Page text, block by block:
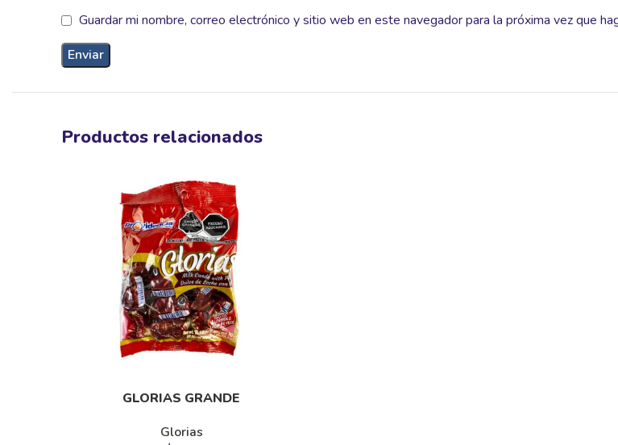
Guardar mi nombre, correo electrónico y sitio web en este navegador para la próxima vez que
Productos relacionados
GLORIAS GRANDE
Glorias